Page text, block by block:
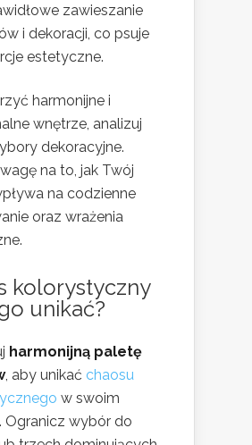
zawieszanie
i dekoracji, co psuje
estetyczne.
harmonijne i
wnętrze, analizuj
dekoracyjne.
na to, jak Twój
na codzienne
oraz wrażenia
kolorystyczny
unikać?
harmonijną paletę
, aby unikać chaosu
w swoim
Ogranicz wybór do